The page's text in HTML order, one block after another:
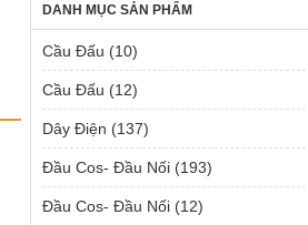
DANH MỤC SẢN PHẨM
Cầu Đấu (10)
Cầu Đấu (12)
Dây Điện (137)
Đầu Cos- Đầu Nối (193)
Đầu Cos- Đầu Nối (12)